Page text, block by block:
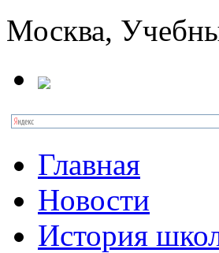
Москва,
Главная
Новости
История